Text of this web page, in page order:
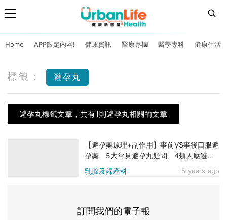
Home APP限定內容! 健康資訊 醫療專欄 醫學專科 健康生活
標籤： 避孕丸
避孕丸標籤文章，共有1則避孕丸相關的文章
乳腺及婦產科 5 years ago
【避孕藥原理+副作用】事前VS事後口服避
孕藥 5大常見避孕丸疑問、4類人應避免
服用
訂閱我們的電子報